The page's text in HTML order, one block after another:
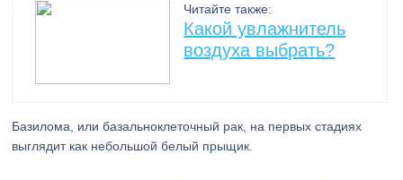
Читайте также:
Какой увлажнитель
воздуха выбрать?
Базилома, или базальноклеточный рак, на первых стадиях
выглядит как небольшой белый прыщик.